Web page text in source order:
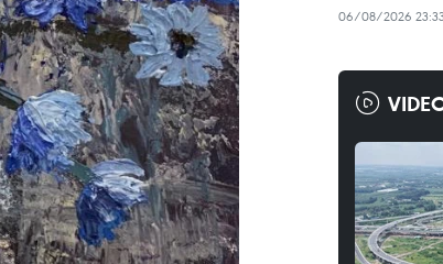
06/08/2026 23:33